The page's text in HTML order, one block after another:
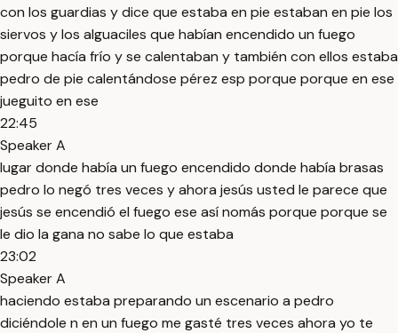
con los guardias y dice que estaba en pie estaban en pie los
siervos y los alguaciles que habían encendido un fuego
porque hacía frío y se calentaban y también con ellos estaba
pedro de pie calentándose pérez esp porque porque en ese
jueguito en ese
22:45
Speaker A
lugar donde había un fuego encendido donde había brasas
pedro lo negó tres veces y ahora jesús usted le parece que
jesús se encendió el fuego ese así nomás porque porque se
le dio la gana no sabe lo que estaba
23:02
Speaker A
haciendo estaba preparando un escenario a pedro
diciéndole n en un fuego me gasté tres veces ahora yo te